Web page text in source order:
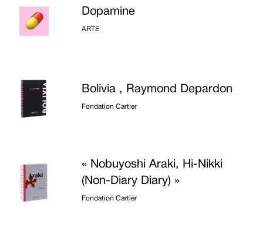
Dopamine
ARTE
Bolivia , Raymond Depardon
Fondation Cartier
« Nobuyoshi Araki, Hi-Nikki
(Non-Diary Diary) »
Fondation Cartier